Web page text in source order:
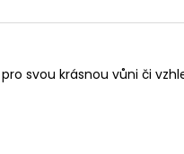
svou krásnou vůni či